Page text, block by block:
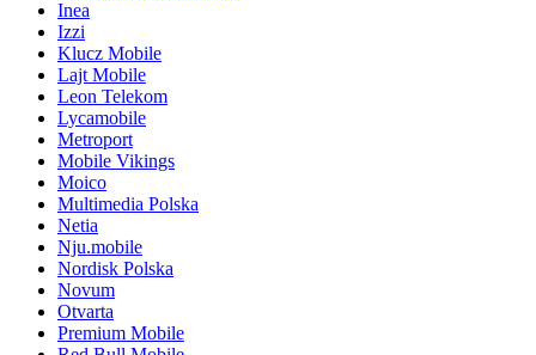
Inea
Izzi
Klucz Mobile
Lajt Mobile
Leon Telekom
Lycamobile
Metroport
Mobile Vikings
Moico
Multimedia Polska
Netia
Nju.mobile
Nordisk Polska
Novum
Otvarta
Premium Mobile